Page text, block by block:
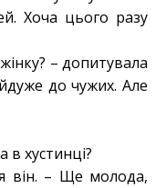
Хоча цього разу
– допитувала
до чужих. Але
в хустинці?
він. – Ще молода,